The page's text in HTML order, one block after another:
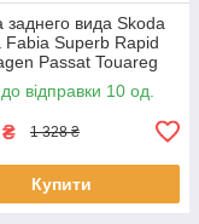
заднего вида Skoda
Fabia Superb Rapid
Passat Touareg
Audi (2803)
відправки 10 од.
₴ 1 328 ₴
Купити